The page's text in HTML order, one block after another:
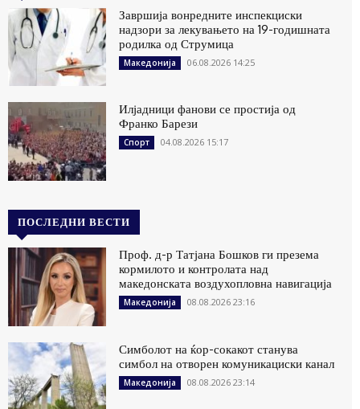
Завршија вонредните инспекциски
надзори за лекувањето на 19-годишната
родилка од Струмица
Македонија 06.08.2026 14:25
Илјадници фанови се простија од
Франко Барези
Спорт 04.08.2026 15:17
ПОСЛЕДНИ ВЕСТИ
Проф. д-р Татјана Бошков ги презема
кормилото и контролата над
македонската воздухопловна навигација
Македонија 08.08.2026 23:16
Симболот на ќор-сокакот станува
симбол на отворен комуникациски канал
Македонија 08.08.2026 23:14